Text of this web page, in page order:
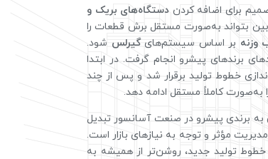
برای اضافه کردن دستگاه‌های بریک و
بتواند به‌صورت مستقل برش قطعات را
وزنه بر اساس سیستم‌هایگیرلس شود.
برندهای پیشرو انجام گرفت. در ابتدا
خطوط تولید برقرار شد و پس از چند
به‌صورت کاملاً مستقل ادامه دهد.
به برندی پیشرو در صنعت آسانسور تبدیل
مؤثر و توجه به نیازهای بازار است.
خطوط تولید جدید، روشن‌تر از همیشه به